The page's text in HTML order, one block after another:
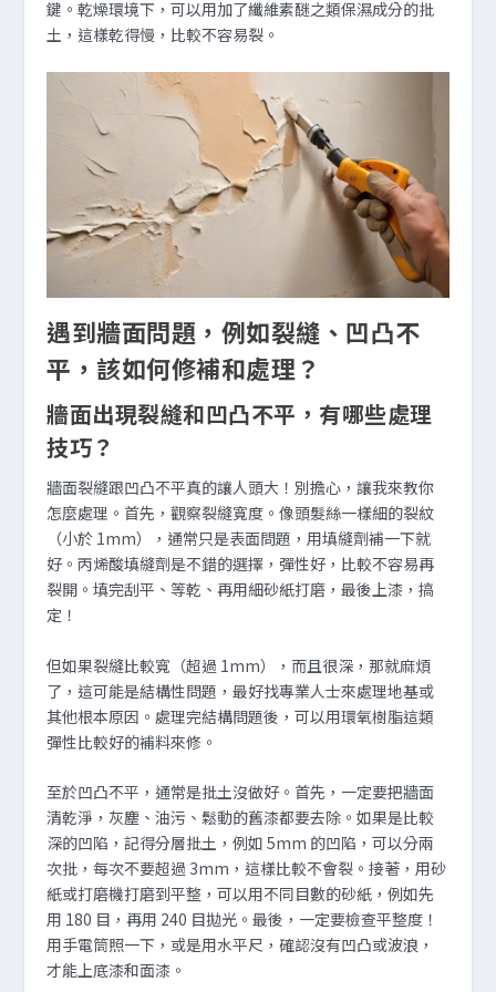
鍵。乾燥環境下，可以用加了纖維素醚之類保濕成分的批
土，這樣乾得慢，比較不容易裂。
遇到牆面問題，例如裂縫、凹凸不
平，該如何修補和處理？
牆面出現裂縫和凹凸不平，有哪些處理
技巧？
牆面裂縫跟凹凸不平真的讓人頭大！別擔心，讓我來教你
怎麼處理。首先，觀察裂縫寬度。像頭髮絲一樣細的裂紋
（小於 1mm），通常只是表面問題，用填縫劑補一下就
好。丙烯酸填縫劑是不錯的選擇，彈性好，比較不容易再
裂開。填完刮平、等乾、再用細砂紙打磨，最後上漆，搞
定！
但如果裂縫比較寬（超過 1mm），而且很深，那就麻煩
了，這可能是結構性問題，最好找專業人士來處理地基或
其他根本原因。處理完結構問題後，可以用環氧樹脂這類
彈性比較好的補料來修。
至於凹凸不平，通常是批土沒做好。首先，一定要把牆面
清乾淨，灰塵、油污、鬆動的舊漆都要去除。如果是比較
深的凹陷，記得分層批土，例如 5mm 的凹陷，可以分兩
次批，每次不要超過 3mm，這樣比較不會裂。接著，用砂
紙或打磨機打磨到平整，可以用不同目數的砂紙，例如先
用 180 目，再用 240 目拋光。最後，一定要檢查平整度！
用手電筒照一下，或是用水平尺，確認沒有凹凸或波浪，
才能上底漆和面漆。